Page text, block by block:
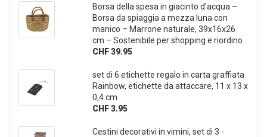
Borsa della spesa in giacinto d’acqua –
Borsa da spiaggia a mezza luna con
manico – Marrone naturale, 39x16x26
cm – Sostenibile per shopping e riordino
CHF 39.95
set di 6 etichette regalo in carta graffiata
Rainbow, etichette da attaccare, 11 x 13 x
0,4 cm
CHF 3.95
Cestini decorativi in vimini, set di 3 -